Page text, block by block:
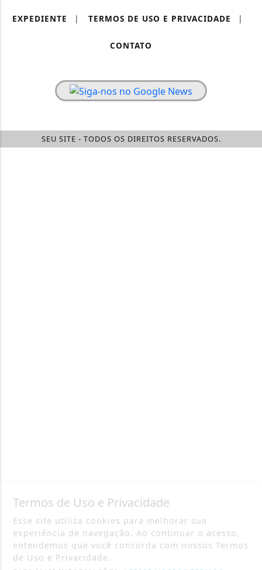
EXPEDIENTE | TERMOS DE USO E PRIVACIDADE |
CONTATO
SEU SITE - TODOS OS DIREITOS RESERVADOS.
Termos de Uso e Privacidade
Esse site utiliza cookies para melhorar sua
experiência de navegação. Ao continuar o acesso,
entendemos que você concorda com nossos Termos
de Uso e Privacidade.